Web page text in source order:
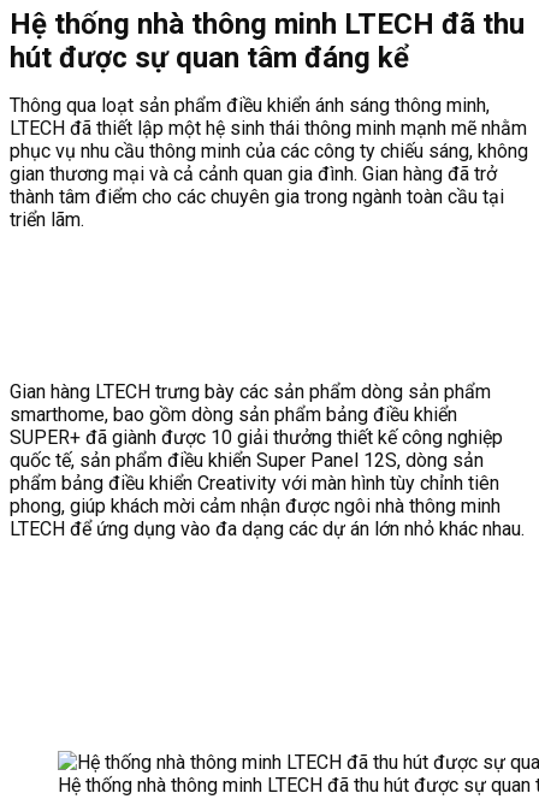
Hệ thống nhà thông minh LTECH đã thu
hút được sự quan tâm đáng kể
Thông qua loạt sản phẩm điều khiển ánh sáng thông minh,
LTECH đã thiết lập một hệ sinh thái thông minh mạnh mẽ nhằm
phục vụ nhu cầu thông minh của các công ty chiếu sáng, không
gian thương mại và cả cảnh quan gia đình. Gian hàng đã trở
thành tâm điểm cho các chuyên gia trong ngành toàn cầu tại
triển lãm.
Gian hàng LTECH trưng bày các sản phẩm dòng sản phẩm
smarthome, bao gồm dòng sản phẩm bảng điều khiển
SUPER+ đã giành được 10 giải thưởng thiết kế công nghiệp
quốc tế, sản phẩm điều khiển Super Panel 12S, dòng sản
phẩm bảng điều khiển Creativity với màn hình tùy chỉnh tiên
phong, giúp khách mời cảm nhận được ngôi nhà thông minh
LTECH để ứng dụng vào đa dạng các dự án lớn nhỏ khác nhau.
Hệ thống nhà thông minh LTECH đã thu hút được sự quan